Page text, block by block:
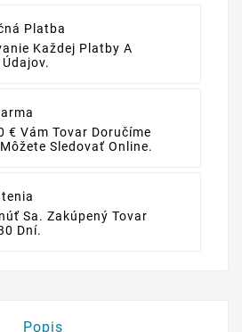
Platba
Každej Platby A
€ Vám Tovar Doručíme
Sledovať Online.
Sa. Zakúpený Tovar
Dní.
Popis